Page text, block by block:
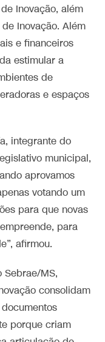
Inovação, além
Inovação. Além
e financeiros
estimular a
de
e espaços
integrante do
municipal,
aprovamos
votando um
para que novas
para
afirmou.
Sebrae/MS,
consolidam
porque criam